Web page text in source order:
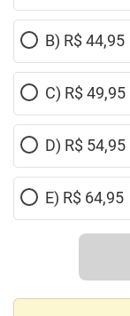
B) R$ 44,95
C) R$ 49,95
D) R$ 54,95
E) R$ 64,95